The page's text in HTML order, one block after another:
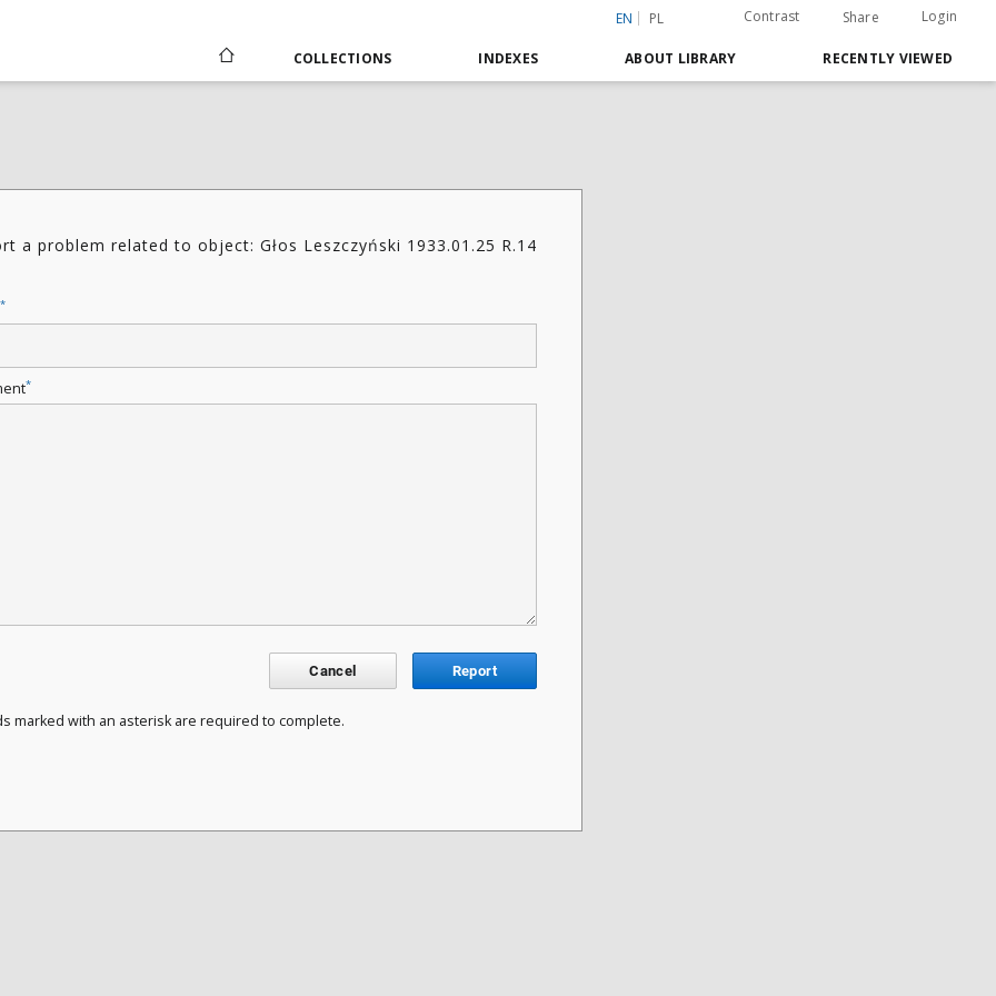
EN PL Contrast Share Login
COLLECTIONS INDEXES ABOUT LIBRARY RECENTLY VIEWED
a problem related to object: Głos Leszczyński 1933.01.25 R.14
*
*
Cancel Report
marked with an asterisk are required to complete.